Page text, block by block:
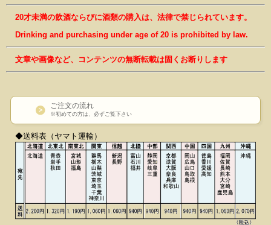
20才未満の飲酒ならびに酒類の購入は、法律で禁じられています。
Drinking and purchasing under age of 20 is prohibited by law.
文章や画像など、コンテンツの無断転載は固くお断りします
ご注文の流れ
※初めての方は、必ずご覧下さい
◆送料表（ヤマト運輸）